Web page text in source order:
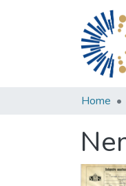
Home